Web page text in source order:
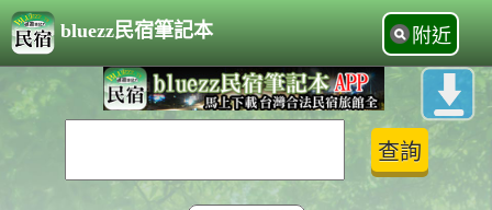
bluezz民宿筆記本 附近